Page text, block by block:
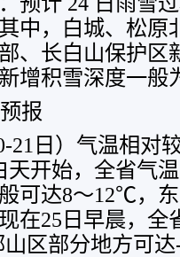
中，白城、松原
、长白山保护区
增积雪深度一般
报
21日）气温相对
开始，全省气
可达8～12℃，
在25日早晨，全
区部分地方可